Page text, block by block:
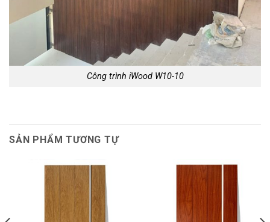
Công trình iWood W10-10
SẢN PHẨM TƯƠNG TỰ